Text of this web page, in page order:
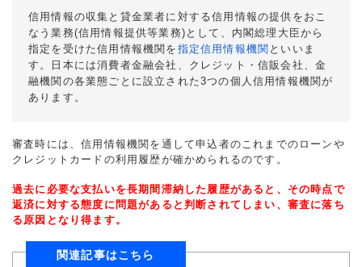
信用情報の収集と貸金業者に対する信用情報の提供をおこ
なう業務(信用情報提供等業務)として、内閣総理大臣から
指定を受けた信用情報機関を 指定信用情報機関 といいま
す。日本には消費者金融会社、クレジット・信販会社、金
融機関の各業態ごとに設立された3つの個人信用情報機関が
あります。
審査時には、信用情報機関を通して申込者のこれまでのローンや
クレジットカードの利用履歴が確かめられるのです。
過去に必要な支払いを長期間滞納した履歴があると、その時点で
返済に対する態度に問題があると判断されてしまい、審査に落ち
る原因となり得ます。
関連記事はこちら